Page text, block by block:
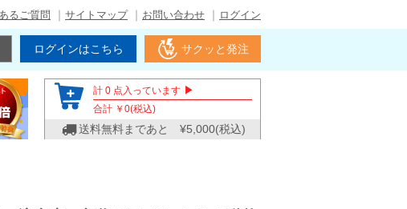
るご質問 サイトマップ お問い合わせ ログイン
ログインはこちら サクッと発注
計 0 点入っています ▶
合計 ￥ 0(税込)
送料無料まであと ¥5,000(税込)